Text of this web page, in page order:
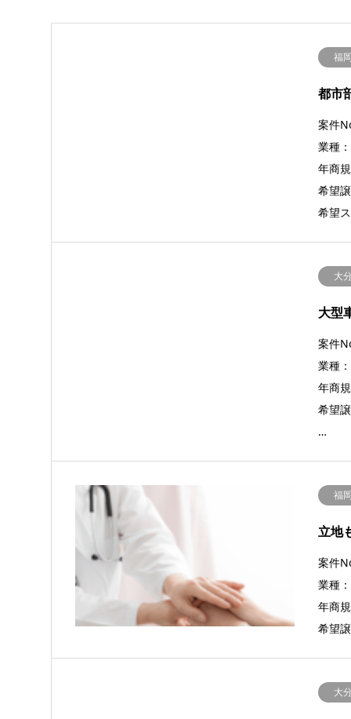
福
都市
案件
業種
年商
希望
希望
大
大型
案件
業種
年商
希望
…
福
立地
案件
業種
年商
希望
大